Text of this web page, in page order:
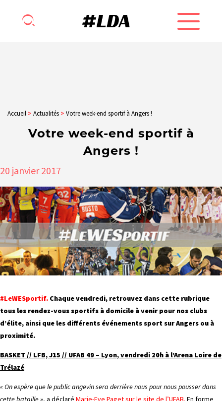
Accueil > Actualités > Votre week-end sportif à Angers !
Votre week-end sportif à
Angers !
20 janvier2017
#LeWESportif. Chaque vendredi, retrouvez dans cette rubrique
tous les rendez-vous sportifs à domicile à venir pour nos clubs
d’élite, ainsi que les différents événements sport sur Angers ou à
proximité.
BASKET // LFB, J15 // UFAB 49 – Lyon, vendredi 20h à l’Arena Loire de
Trélazé
« On espère que le public angevin sera derrière nous pour nous pousser dans
cette bataille », a déclaré Marie-Eve Paget sur le site de l’UFAB. En forme